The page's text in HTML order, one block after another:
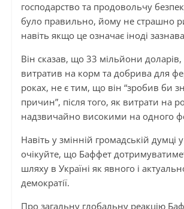
господарство та продовольчу
було правильно, йому не страшно
навіть якщо це означає іноді
Він сказав, що 33 мільйони доларів,
витратив на корм та добрива для
роках, не є тим, що він “зробив би
причин”, після того, як витрати на
надзвичайно високими на одного
Навіть у змінній громадській думці
очікуйте, що Баффет
шляху в Україні як явного і
демократії.
Про загальну глобальну реакцію